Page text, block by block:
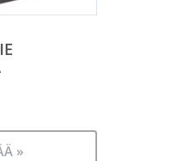
»